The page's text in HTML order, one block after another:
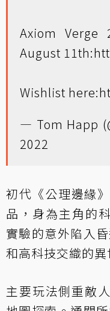
Axiom Verge
August 11th:
Wishlist here:
— Tom Happ
2022
初代《公理邊緣
品，身為主角的
實驗的意外陷入
和高科技交織的異
主要玩法側重敵